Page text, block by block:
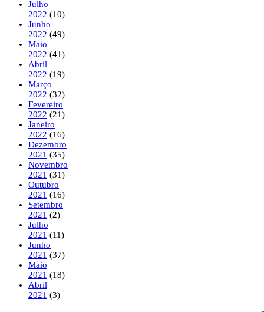
Julho
2022 (10)
Junho
2022 (49)
Maio
2022 (41)
Abril
2022 (19)
Março
2022 (32)
Fevereiro
2022 (21)
Janeiro
2022 (16)
Dezembro
2021 (35)
Novembro
2021 (31)
Outubro
2021 (16)
Setembro
2021 (2)
Julho
2021 (11)
Junho
2021 (37)
Maio
2021 (18)
Abril
2021 (3)